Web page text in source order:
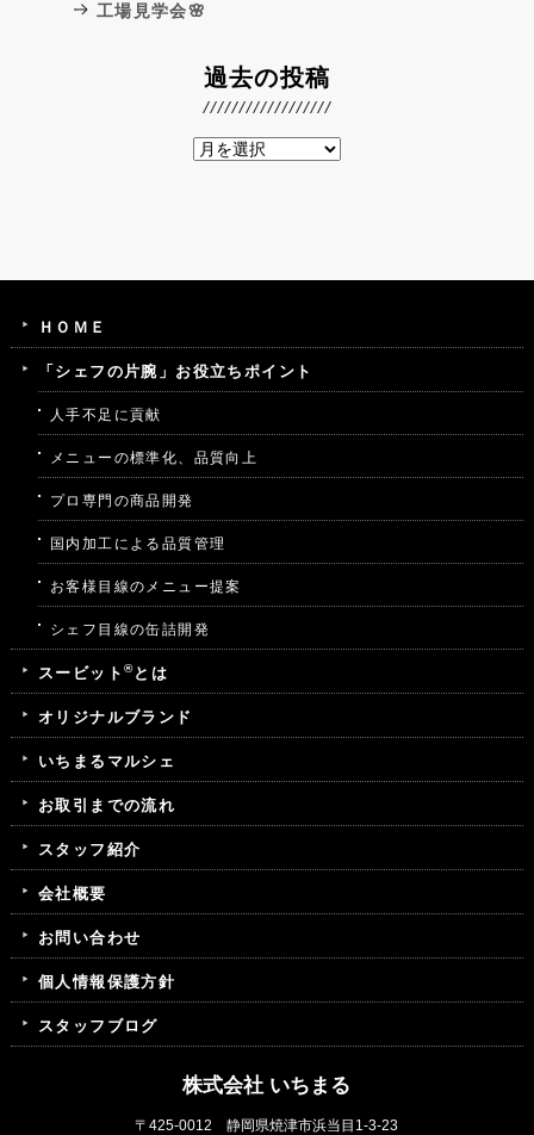
工場見学会🌸
過去の投稿
ＨＯＭＥ
「シェフの片腕」お役立ちポイント
人手不足に貢献
メニューの標準化、品質向上
プロ専門の商品開発
国内加工による品質管理
お客様目線のメニュー提案
シェフ目線の缶詰開発
スービット ®とは
オリジナルブランド
いちまるマルシェ
お取引までの流れ
スタッフ紹介
会社概要
お問い合わせ
個人情報保護方針
スタッフブログ
株式会社 いちまる
〒425-0012 静岡県焼津市浜当目1-3-23